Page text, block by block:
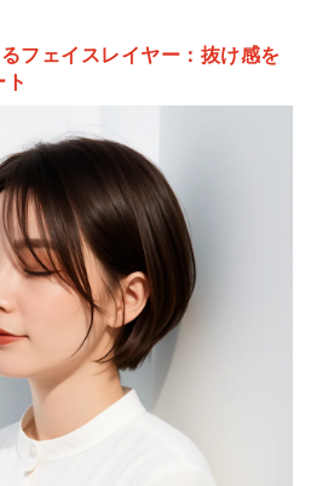
フェイスレイヤー：抜け感を